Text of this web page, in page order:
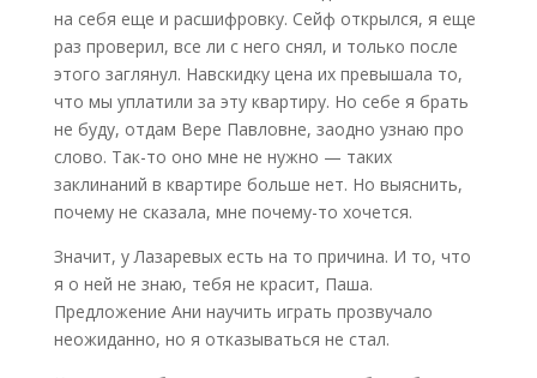
на себя еще и расшифровку. Сейф открылся, я еще
раз проверил, все ли с него снял, и только после
этого заглянул. Навскидку цена их превышала то,
что мы уплатили за эту квартиру. Но себе я брать
не буду, отдам Вере Павловне, заодно узнаю про
слово. Так-то оно мне не нужно — таких
заклинаний в квартире больше нет. Но выяснить,
почему не сказала, мне почему-то хочется.
Значит, у Лазаревых есть на то причина. И то, что
я о ней не знаю, тебя не красит, Паша.
Предложение Ани научить играть прозвучало
неожиданно, но я отказываться не стал.